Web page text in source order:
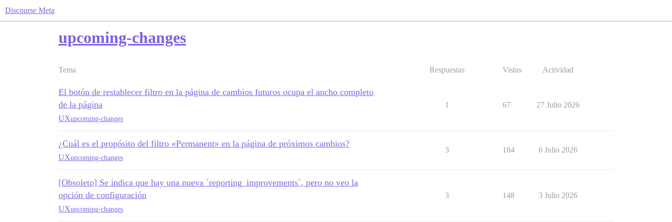
Discourse Meta
upcoming-changes
Tema Respuestas Vistas Actividad
El botón de restablecer filtro en la página de cambios futuros ocupa el ancho completo
de la página
UXupcoming-changes
1 67 27 Julio 2026
¿Cuál es el propósito del filtro «Permanent» en la página de próximos cambios?
UXupcoming-changes
3 184 6 Julio 2026
[Obsoleto] Se indica que hay una nueva `reporting_improvements`, pero no veo la
opción de configuración
UXupcoming-changes
3 148 3 Julio 2026